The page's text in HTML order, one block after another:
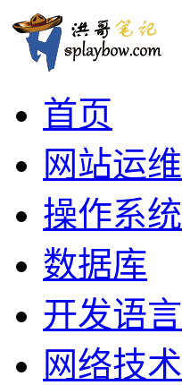
首页
网站运维
操作系统
数据库
开发语言
网络技术